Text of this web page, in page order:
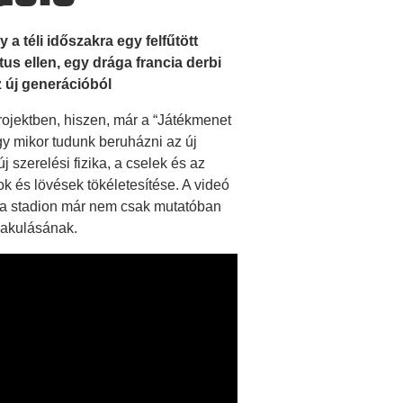
a téli időszakra egy felfűtött
ellen, egy drága francia derbi
generációból
hiszen, már a “Játékmenet
mikor tudunk beruházni az új
szerelési fizika, a cselek és az
és lövések tökéletesítése. A videó
stadion már nem csak mutatóban